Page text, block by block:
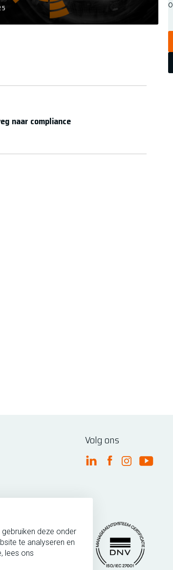
deze onder
te analyseren en
lees ons
naar compliance
Volg ons
FME Linkedin
FME Facebook
FME FME